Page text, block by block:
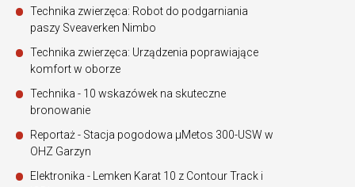
Technika zwierzęca: Robot do podgarniania
paszy Sveaverken Nimbo
Technika zwierzęca: Urządzenia poprawiające
komfort w oborze
Technika - 10 wskazówek na skuteczne
bronowanie
Reportaż - Stacja pogodowa µMetos 300-USW w
OHZ Garzyn
Elektronika - Lemken Karat 10 z Contour Track i